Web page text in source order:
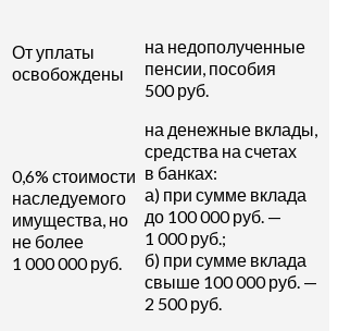
От уплаты
освобождены
на недополученные
пенсии, пособия
500 руб.
на денежные вклады,
средства на счетах
в банках:
а) при сумме вклада
до 100 000 руб. —
1 000 руб.;
б) при сумме вклада
свыше 100 000 руб. —
2 500 руб.
0,6% стоимости
наследуемого
имущества, но
не более
1 000 000 руб.